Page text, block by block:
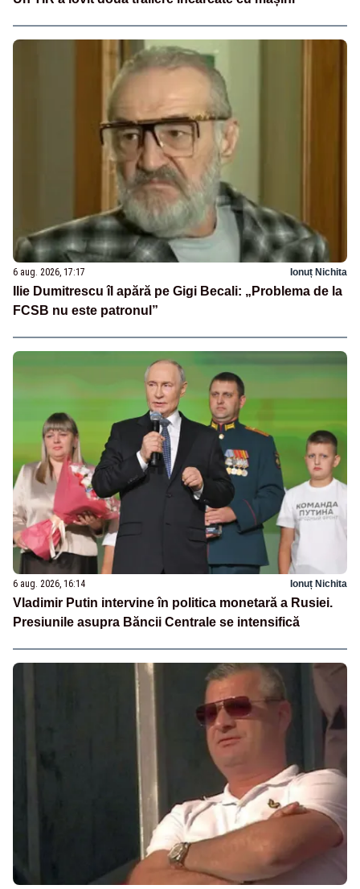
6 aug. 2026, 17:17 Ionuț Nichita
Ilie Dumitrescu îl apără pe Gigi Becali: „Problema de la
FCSB nu este patronul”
6 aug. 2026, 16:14 Ionuț Nichita
Vladimir Putin intervine în politica monetară a Rusiei.
Presiunile asupra Băncii Centrale se intensifică